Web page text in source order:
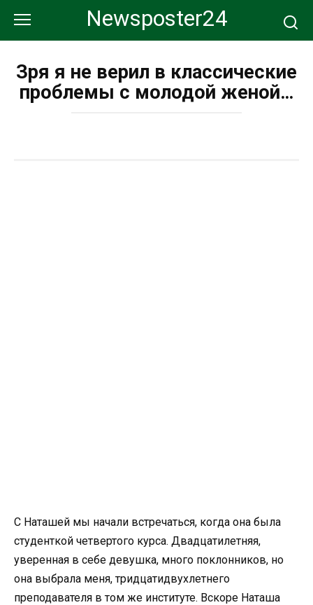
контенту
Newsposter24
Зря я не верил в классические
проблемы с молодой женой…
С Наташей мы начали встречаться, когда она была
студенткой четвертого курса. Двадцатилетняя,
уверенная в себе девушка, много поклонников, но
она выбрала меня, тридцатидвухлетнего
преподавателя в том же институте. Вскоре Наташа